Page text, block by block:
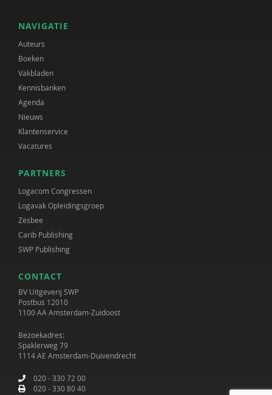
NAVIGATIE
Auteurs
Boeken
Vakbladen
Kennisbanken
Agenda
Nieuws
Klantenservice
Vacatures
PARTNERS
Logacom Congressen
Logavak Opleidingsgroep
Zesbee
Carib Publishing
SWP Publishing
CONTACT
BV Uitgeverij SWP
Postbus 12010
1100 AA Amsterdam-Zuidoost
Bezoekadres:
Spaklerweg 79
1114 AE Amsterdam-Duivendrecht
020 - 330 72 00
020 - 330 80 40